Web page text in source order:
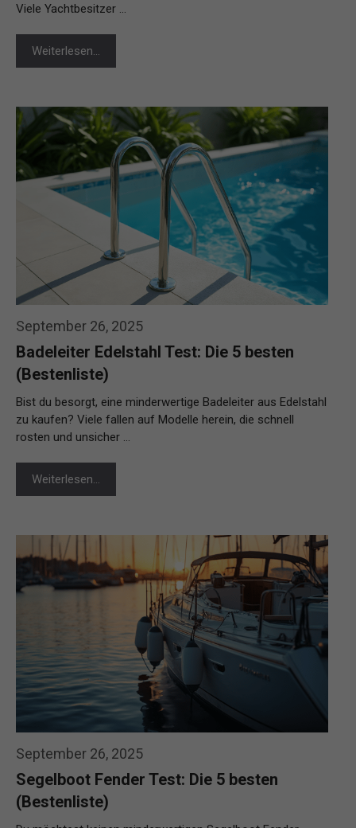
Viele Yachtbesitzer …
Weiterlesen…
September 26, 2025
Badeleiter Edelstahl Test: Die 5 besten
(Bestenliste)
Bist du besorgt, eine minderwertige Badeleiter aus Edelstahl
zu kaufen? Viele fallen auf Modelle herein, die schnell
rosten und unsicher …
Weiterlesen…
September 26, 2025
Segelboot Fender Test: Die 5 besten
(Bestenliste)